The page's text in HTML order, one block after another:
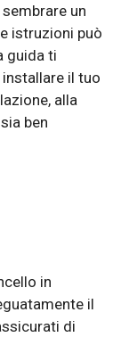
sembrare un
istruzioni può
guida ti
il tuo
alla
ben
in
il
di